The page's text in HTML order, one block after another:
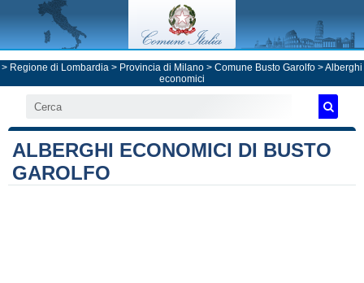
> Regione di Lombardia > Provincia di Milano > Comune Busto Garolfo > Alberghi
economici
ALBERGHI ECONOMICI DI BUSTO
GAROLFO